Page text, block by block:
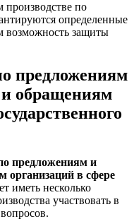
производстве по
определенные
возможность защиты
предложениям
обращениям
предложениям и
организаций в сфере
иметь несколько
участвовать в